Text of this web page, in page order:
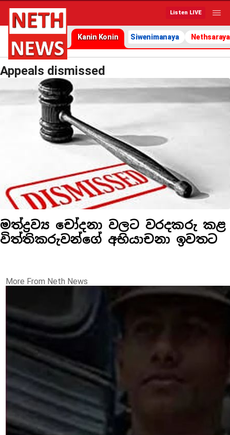
Listen LIVE
Kanin Konin Siwenimanaya Nethsaraya
Appeals dismissed
මත්ද්‍රව්‍ය චෝදනා වලට වරදකරු කළ
විත්තිකරුවන්ගේ අභියාචනා ඉවතට
More From Neth News